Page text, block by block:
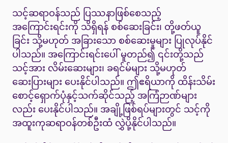
သင့်ဆရာဝန်သည် ပြဿနာဖြစ်စေသည့်
အကြောင်းရင်းကို သိရှိရန် စစ်ဆေးခြင်း၊ တို့ဖတ်ယူ
ခြင်း သို့မဟုတ် အခြားသော စစ်ဆေးမှုများ ပြုလုပ်နိုင်
ပါသည်။ အကြောင်းရင်းပေါ် မူတည်၍ ၎င်းတို့သည်
သင့်အား လိမ်းဆေးများ၊ ခရင်မ်များ သို့မဟုတ်
ဆေးပြားများ ပေးနိုင်ပါသည်။ ဤဧရိယာကို ထိန်းသိမ်း
စောင့်ရှောက်ပုံနှင့်သက်ဆိုင်သည့် အကြံဉာဏ်များ
လည်း ပေးနိုင်ပါသည်။ အချို့ဖြစ်ရပ်များတွင် သင့်ကို
အထူးကုဆရာဝန်တစ်ဦးထံ လွှဲပို့နိုင်ပါသည်။